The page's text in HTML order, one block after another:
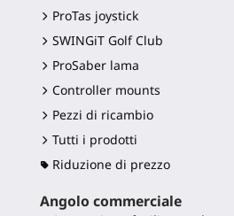
ProTas joystick
SWINGiT Golf Club
ProSaber lama
Controller mounts
Pezzi di ricambio
Tutti i prodotti
Riduzione di prezzo
Angolo commerciale